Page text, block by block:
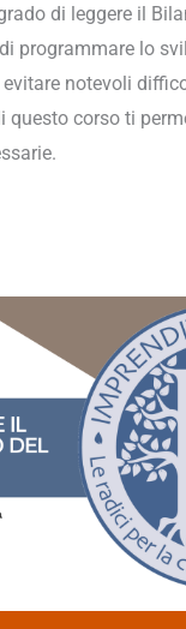
di leggere il
programmare lo
notevoli
questo corso ti